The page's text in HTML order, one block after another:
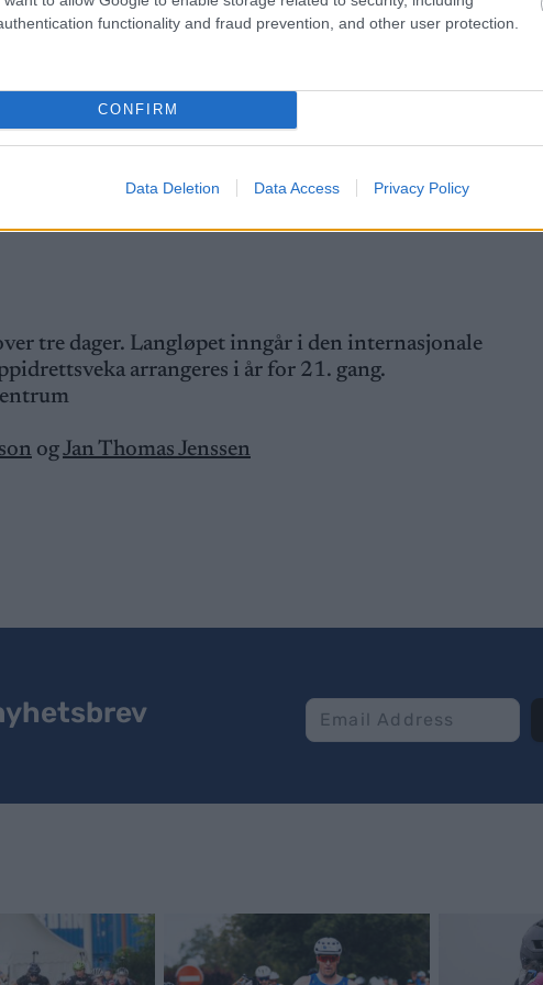
functionality and fraud prevention, and other user protection.
CONFIRM
Data Deletion Data Access Privacy Policy
i Toppidrettsveka 2025. Rennhelga i Trøndelag
på lørdag kveld, begge på Hitra. Søndag formiddag
før har vært arrangert i langrenn.
HER
tre dager. Langløpet inngår i den internasjonale
arrangeres i år for 21. gang.
ogJan Thomas Jenssen